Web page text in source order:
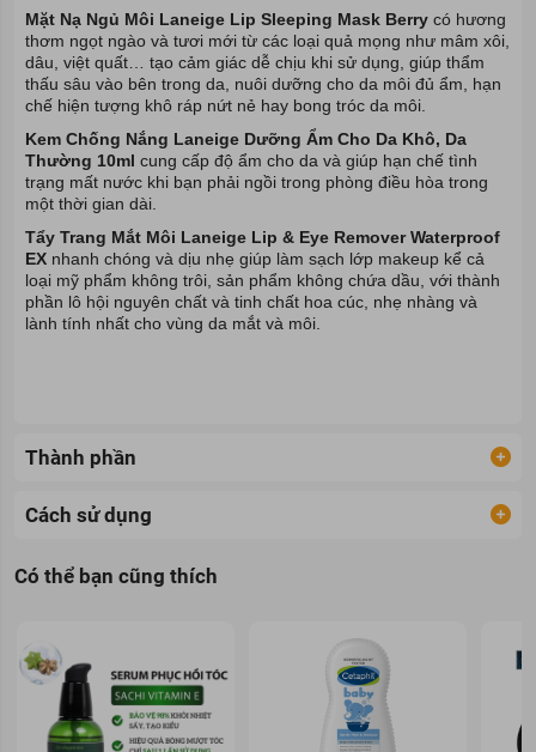
Mặt Nạ Ngủ Môi Laneige Lip Sleeping Mask Berry có hương
thơm ngọt ngào và tươi mới từ các loại quả mọng như mâm xôi,
dâu, việt quất… tạo cảm giác dễ chịu khi sử dụng, giúp thẩm
thấu sâu vào bên trong da, nuôi dưỡng cho da môi đủ ẩm, hạn
chế hiện tượng khô ráp nứt nẻ hay bong tróc da môi.
Kem Chống Nắng Laneige Dưỡng Ẩm Cho Da Khô, Da
Thường 10ml cung cấp độ ẩm cho da và giúp hạn chế tình
trạng mất nước khi bạn phải ngồi trong phòng điều hòa trong
một thời gian dài.
Tẩy Trang Mắt Môi Laneige Lip & Eye Remover Waterproof
EX nhanh chóng và dịu nhẹ giúp làm sạch lớp makeup kể cả
loại mỹ phẩm không trôi, sản phẩm không chứa dầu, với thành
phần lô hội nguyên chất và tinh chất hoa cúc, nhẹ nhàng và
lành tính nhất cho vùng da mắt và môi.
Thành phần
Cách sử dụng
Có thể bạn cũng thích